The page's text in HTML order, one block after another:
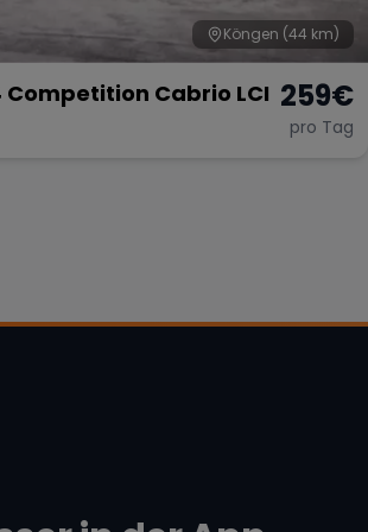
Köngen (44 km)
Competition Cabrio LCI 259€
pro Tag